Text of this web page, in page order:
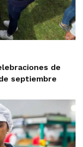
de
septiembre